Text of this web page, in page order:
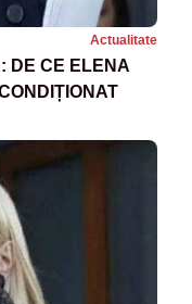
Actualitate
DE CE ELENA